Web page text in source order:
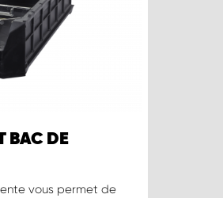
BAC DE
vous permet de